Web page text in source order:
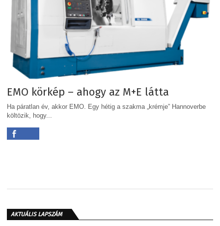
EMO körkép – ahogy az M+E látta
Ha páratlan év, akkor EMO. Egy hétig a szakma „krémje” Hannoverbe
költözik, hogy...
AKTUÁLIS LAPSZÁM